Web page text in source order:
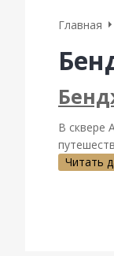
Главная
В сквере
Читать